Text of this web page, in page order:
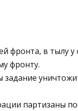
фронта, в тылу
фронту.
задание
партизаны